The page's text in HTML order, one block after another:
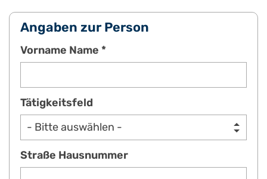
Angaben zur Person
Vorname Name *
Tätigkeitsfeld
Straße Hausnummer